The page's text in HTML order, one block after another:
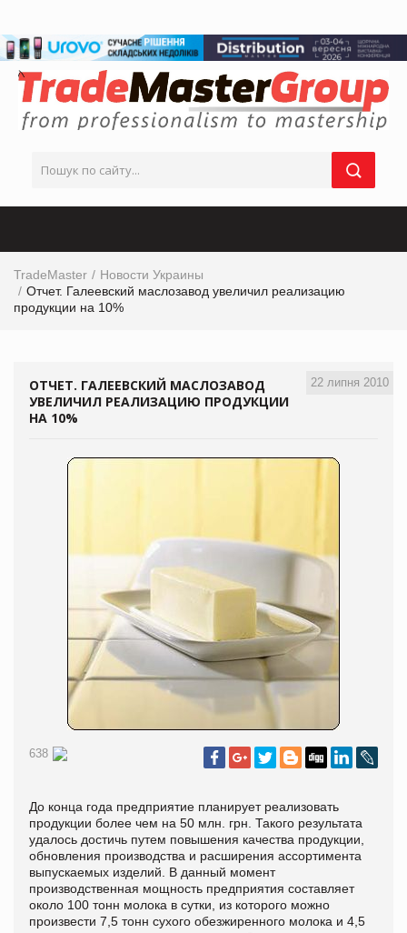
TradeMaster
Новости Украины
Отчет. Галеевский маслозавод увеличил реализацию
продукции на 10%
22 липня 2010
ОТЧЕТ. ГАЛЕЕВСКИЙ МАСЛОЗАВОД
УВЕЛИЧИЛ РЕАЛИЗАЦИЮ ПРОДУКЦИИ
НА 10%
638
До конца года предприятие планирует реализовать
продукции более чем на 50 млн. грн. Такого результата
удалось достичь путем повышения качества продукции,
обновления производства и расширения ассортимента
выпускаемых изделий. В данный момент
производственная мощность предприятия составляет
около 100 тонн молока в сутки, из которого можно
произвести 7,5 тонн сухого обезжиренного молока и 4,5